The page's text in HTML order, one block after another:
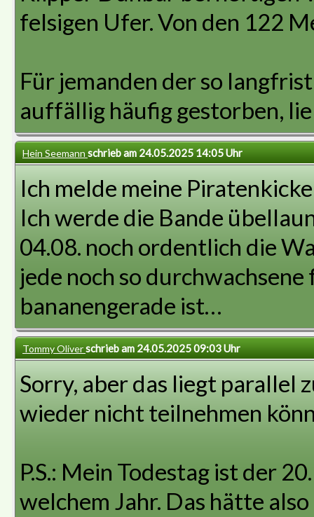
felsigen Ufer. Von den 122
Für jemanden der so
auffällig häufig gestorben,
Hein Seemann schrieb am 24.05.2025 14:05 Uhr
Ich melde meine
Ich werde die Bande
04.08. noch ordentlich die
jede noch so
bananengerade ist…
Tommy Oliverschrieb am 24.05.2025 09:03 Uhr
Sorry, aber das liegt parallel
wieder nicht teilnehmen
P.S.: Mein Todestag ist der
welchem Jahr. Das hätte